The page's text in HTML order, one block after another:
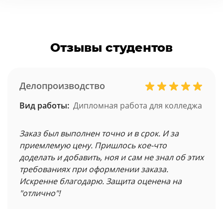
Отзывы студентов
Делопроизводство
Вид работы: Дипломная работа для колледжа
Заказ был выполнен точно и в срок. И за
приемлемую цену. Пришлось кое-что
доделать и добавить, ноя и сам не знал об этих
требованиях при оформлении заказа.
Искренне благодарю. Защита оценена на
"отлично"!